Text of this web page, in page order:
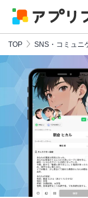
TOP SNS・コミュニ